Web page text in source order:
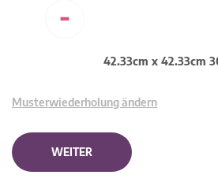
-
42.33cm x 42.33cm
Musterwiederholung ändern
WEITER